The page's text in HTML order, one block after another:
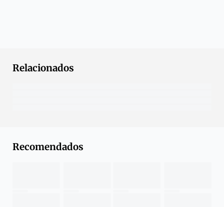
Relacionados
Recomendados